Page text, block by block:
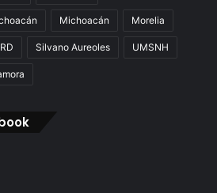
Michoacán Morelia
Silvano Aureoles UMSNH